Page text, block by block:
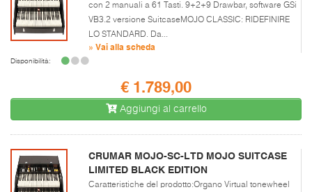
con 2 manuali a 61 Tasti. 9+2+9 Drawbar, software GSi
VB3.2 versione SuitcaseMOJO CLASSIC: RIDEFINIRE
LO STANDARD. Da...
» Vai alla scheda
Disponibilità:
€ 1.789,00
Aggiungi al carrello
CRUMAR MOJO-SC-LTD MOJO SUITCASE
LIMITED BLACK EDITION
Caratteristiche del prodotto:Organo Virtual tonewheel